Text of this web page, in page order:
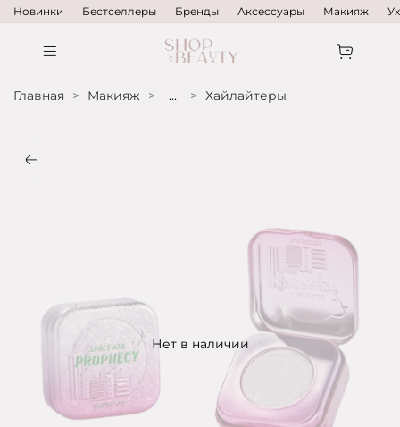
Новинки Бестселлеры Бренды Аксессуары Макияж
Главная Макияж ... Хайлайтеры
Нет в наличии